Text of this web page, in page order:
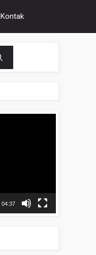
Kontak
04:37